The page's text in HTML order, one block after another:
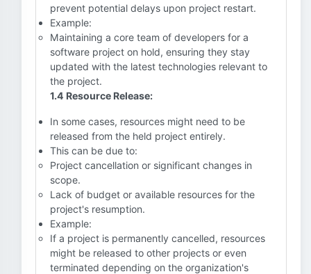
prevent potential delays upon project restart.
Example:
Maintaining a core team of developers for a
software project on hold, ensuring they stay
updated with the latest technologies relevant to
the project.
1.4 Resource Release:
In some cases, resources might need to be
released from the held project entirely.
This can be due to:
Project cancellation or significant changes in
scope.
Lack of budget or available resources for the
project's resumption.
Example:
If a project is permanently cancelled, resources
might be released to other projects or even
terminated depending on the organization's